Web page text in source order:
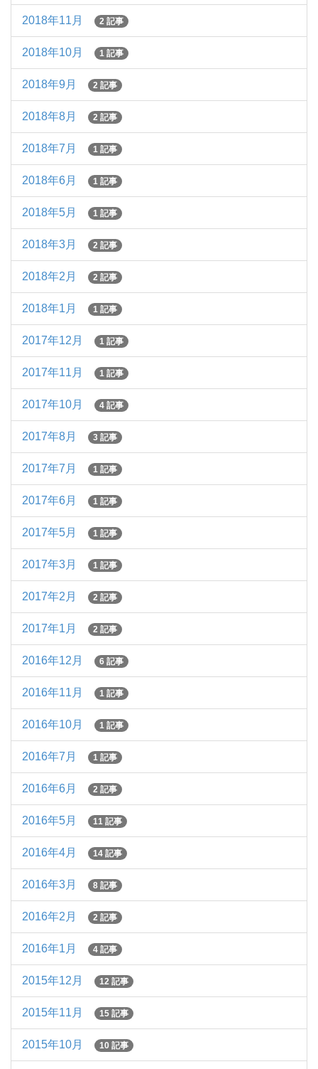
2018年11月 2 記事
2018年10月 1 記事
2018年9月 2 記事
2018年8月 2 記事
2018年7月 1 記事
2018年6月 1 記事
2018年5月 1 記事
2018年3月 2 記事
2018年2月 2 記事
2018年1月 1 記事
2017年12月 1 記事
2017年11月 1 記事
2017年10月 4 記事
2017年8月 3 記事
2017年7月 1 記事
2017年6月 1 記事
2017年5月 1 記事
2017年3月 1 記事
2017年2月 2 記事
2017年1月 2 記事
2016年12月 6 記事
2016年11月 1 記事
2016年10月 1 記事
2016年7月 1 記事
2016年6月 2 記事
2016年5月 11 記事
2016年4月 14 記事
2016年3月 8 記事
2016年2月 2 記事
2016年1月 4 記事
2015年12月 12 記事
2015年11月 15 記事
2015年10月 10 記事